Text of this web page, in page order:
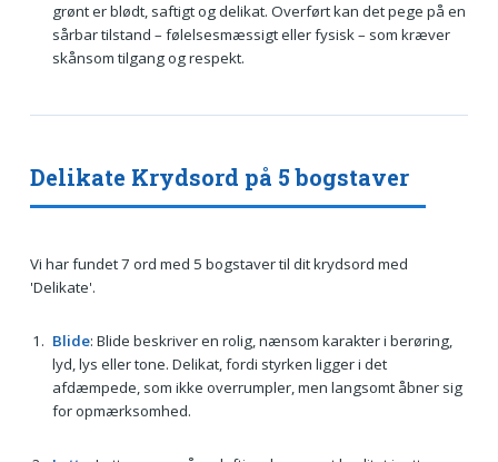
grønt er blødt, saftigt og delikat. Overført kan det pege på en
sårbar tilstand – følelsesmæssigt eller fysisk – som kræver
skånsom tilgang og respekt.
Delikate Krydsord på 5 bogstaver
Vi har fundet 7 ord med 5 bogstaver til dit krydsord med
'Delikate'.
Blide: Blide beskriver en rolig, nænsom karakter i berøring,
lyd, lys eller tone. Delikat, fordi styrken ligger i det
afdæmpede, som ikke overrumpler, men langsomt åbner sig
for opmærksomhed.